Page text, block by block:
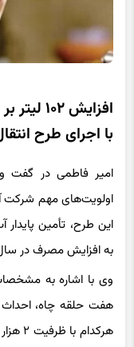
افزایش
با اجرای طرح
امیر فاطمی در گفت و
اولویت‌های مهم شرکت
این طرح، تأمین
به افزایش مصرف در
وی با اشاره به